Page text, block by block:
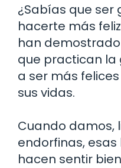
¿Sabías que ser
hacerte más
han
que practican
a ser más
sus vidas.
Cuando damos,
endorfinas,
hacen sentir